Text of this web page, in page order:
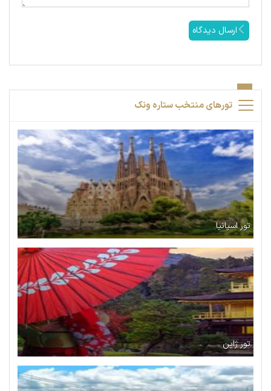
ارسال دیدگاه
تورهای منتخب ستاره ونک
تور اسپانیا
تور ژاپن